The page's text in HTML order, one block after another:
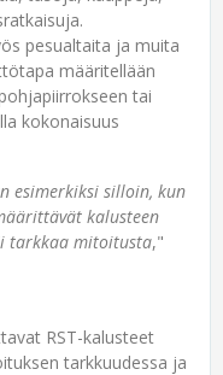
pesualtaita ja muita
määritellään
tai
kokonaisuus
esimerkiksi silloin, kun
kalusteen
tarkkaa mitoitusta,"
RST-kalusteet
tarkkuudessa ja